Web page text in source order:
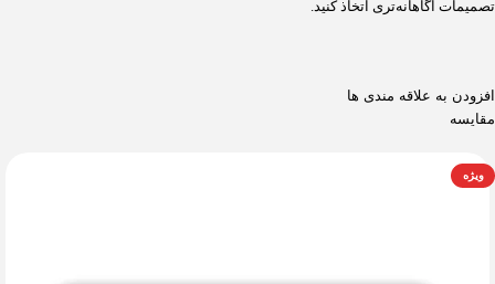
تصمیمات آگاهانه‌تری اتخاذ کنید.
افزودن به علاقه مندی ها
مقایسه
ویژه